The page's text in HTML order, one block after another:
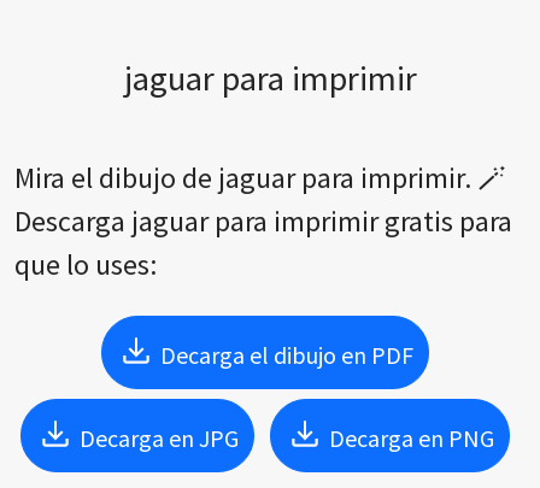
jaguar para imprimir
Mira el dibujo de jaguar para imprimir. 🪄
Descarga jaguar para imprimir gratis para
que lo uses:
Decarga el dibujo en PDF
Decarga en JPG Decarga en PNG